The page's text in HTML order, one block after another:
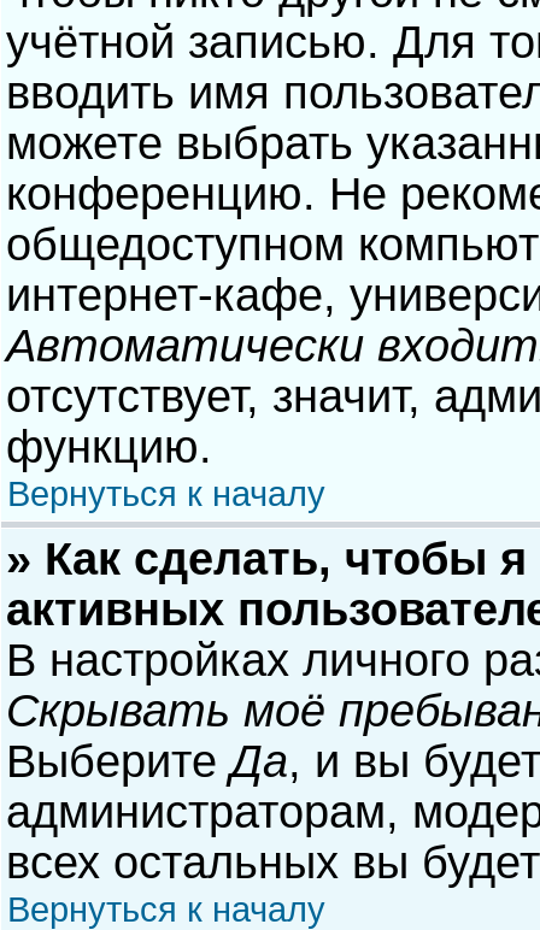
учётной записью. Для
вводить имя
можете выбрать
конференцию. Не
общедоступном
интернет-кафе,
Автоматически
отсутствует, значит,
функцию.
Вернуться к началу
» Как сделать, чтобы
активных
В настройках личного
Скрывать моё
ВыберитеДа, и вы
администраторам,
всех остальных вы
Вернуться к началу